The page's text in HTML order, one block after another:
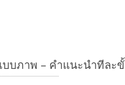
บบภาพ – คำแนะนำทีละ